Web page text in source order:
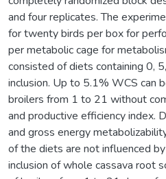
and four replicates. The
for twenty birds per box for
per metabolic cage for
consisted of diets containing 0,
inclusion. Up to 5.1% WCS can
broilers from 1 to 21 without
and productive efficiency index.
and gross energy
of the diets are not influenced
inclusion of whole cassava root